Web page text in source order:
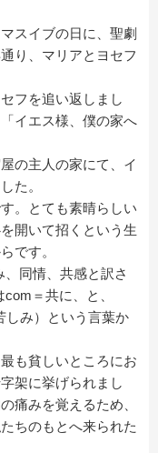
スイブの日に、聖劇
り、マリアとヨセフ
フを追い返しまし
イエス様、僕の家へ
の主人の家にて、イ
た。
。とても素晴らしい
開いて招くという生
です。
同情、共感と訳さ
＝共に、と、
しみ）という言葉か
も貧しいところにお
架に挙げられまし
痛みを覚えるため、
ちのもとへ来られた